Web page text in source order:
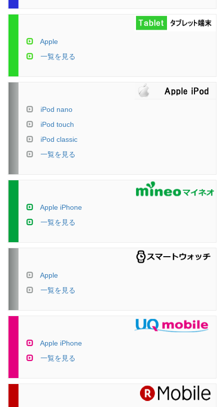
Apple
一覧を見る
iPod nano
iPod touch
iPod classic
一覧を見る
Apple iPhone
一覧を見る
Apple
一覧を見る
Apple iPhone
一覧を見る